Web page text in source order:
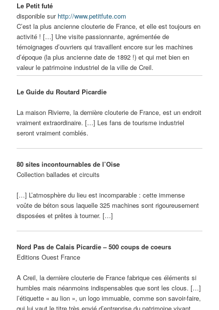
Le Petit futé
disponible sur http://www.petitfute.com
C’est la plus ancienne clouterie de France, et elle est toujours en
activité ! […] Une visite passionnante, agrémentée de
témoignages d’ouvriers qui travaillent encore sur les machines
d’époque (la plus ancienne date de 1892 !) et qui met bien en
valeur le patrimoine industriel de la ville de Creil.
Le Guide du Routard Picardie
La maison Rivierre, la dernière clouterie de France, est un endroit
vraiment extraordinaire. […] Les fans de tourisme industriel
seront vraiment comblés.
80 sites incontournables de l’Oise
Collection ballades et circuits
[…] L’atmosphère du lieu est incomparable : cette immense
voûte de béton sous laquelle 325 machines sont rigoureusement
disposées et prêtes à tourner. […]
Nord Pas de Calais Picardie – 500 coups de coeurs
Editions Ouest France
A Creil, la dernière clouterie de France fabrique ces éléments si
humbles mais néanmoins indispensables que sont les clous. […]
l’étiquette « au lion », un logo immuable, comme son savoir-faire,